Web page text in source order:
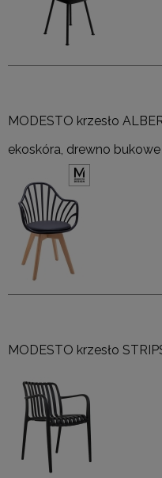
MODESTO krzesło
ekoskóra, drewno bukowe
MODESTO krzesło